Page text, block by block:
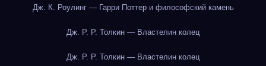
Дж. К. Роулинг — Гарри Поттер и философский камень
Дж. Р. Р. Толкин — Властелин колец
Дж. Р. Р. Толкин — Властелин колец